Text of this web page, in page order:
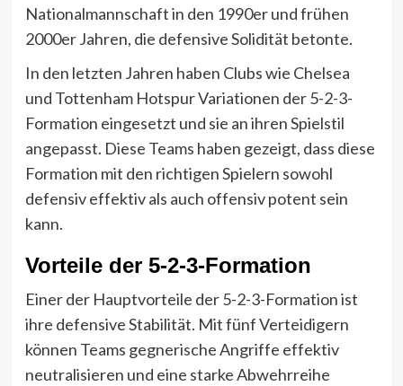
Nationalmannschaft in den 1990er und frühen
2000er Jahren, die defensive Solidität betonte.
In den letzten Jahren haben Clubs wie Chelsea
und Tottenham Hotspur Variationen der 5-2-3-
Formation eingesetzt und sie an ihren Spielstil
angepasst. Diese Teams haben gezeigt, dass diese
Formation mit den richtigen Spielern sowohl
defensiv effektiv als auch offensiv potent sein
kann.
Vorteile der 5-2-3-Formation
Einer der Hauptvorteile der 5-2-3-Formation ist
ihre defensive Stabilität. Mit fünf Verteidigern
können Teams gegnerische Angriffe effektiv
neutralisieren und eine starke Abwehrreihe